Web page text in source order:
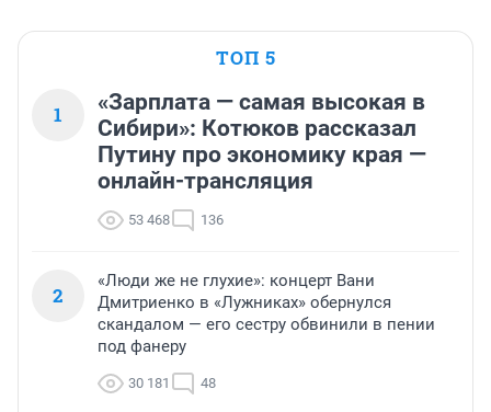
ТОП 5
1
«Зарплата — самая высокая в
Сибири»: Котюков рассказал
Путину про экономику края —
онлайн-трансляция
53 468 136
2
«Люди же не глухие»: концерт Вани
Дмитриенко в «Лужниках» обернулся
скандалом — его сестру обвинили в пении
под фанеру
30 181 48